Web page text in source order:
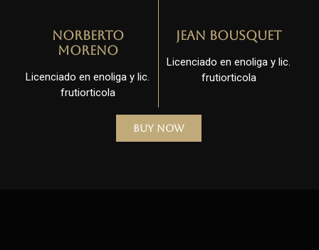
Norberto
Moreno
Licenciado en enoliga y lic.
frutiorticola
Jean Bousquet
Licenciado en enoliga y lic.
frutiorticola
Buy Now